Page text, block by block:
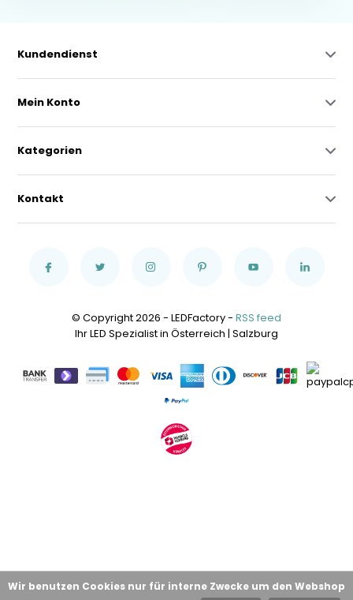
Kundendienst
Mein Konto
Kategorien
Kontakt
© Copyright 2026 - LEDFactory - RSS feed
Ihr LED Spezialist in Österreich | Salzburg
Wir benutzen Cookies nur für interne Zwecke um den Webshop